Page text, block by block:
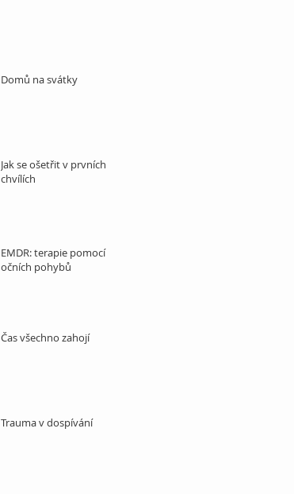
Domů na svátky
Jak se ošetřit v prvních
chvílích
EMDR: terapie pomocí
očních pohybů
Čas všechno zahojí
Trauma v dospívání